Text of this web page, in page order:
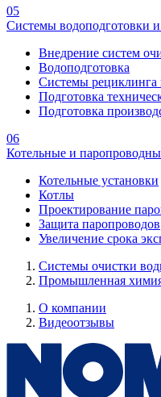
05
Системы водоподготовки
Внедрение систем
Водоподготовка
Системы рециклинга
Подготовка
Подготовка
06
Котельные и
Котельные установки
Котлы
Проектирование
Защита паропроводов
Увеличение срока
Системы очистки
Промышленная
О компании
Видеоотзывы